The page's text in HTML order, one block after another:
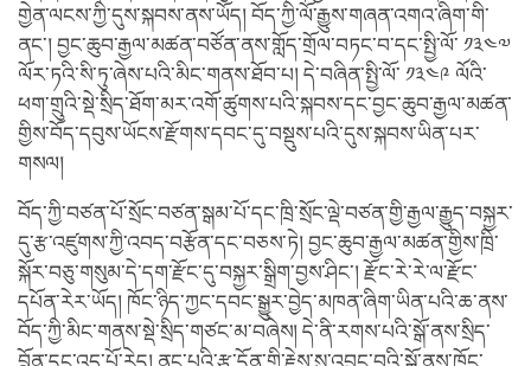
གྱེན་ལངས་ཀྱི་དུས་སྐབས་ནས་ཡོད། བོད་ཀྱི་ལོ་རྒྱུས་གཞན་འགའ་ཞིག་གི་
ནང་། བྱང་ཆུབ་རྒྱལ་མཚན་བཙོན་ནས་གློད་གྲོལ་བཏང་བ་དང་སྤྱི་ལོ་ ༡༣༤༧
ལོར་ཏའི་སི་ཏུ་ཞེས་པའི་མིང་གནས་ཐོབ་པ། དེ་བཞིན་སྤྱི་ལོ་ ༡༣༤༩ ལོའི་
ཕག་གྲུའི་སྡེ་སྲིད་ཐོག་མར་འགོ་ཚུགས་པའི་སྐབས་དང་བྱང་ཆུབ་རྒྱལ་མཚན་
གྱིས་བོད་དབུས་ཡོངས་རྫོགས་དབང་དུ་བསྡུས་པའི་དུས་སྐབས་ཡིན་པར་
གསལ།
བོད་ཀྱི་བཙན་པོ་སྲོང་བཙན་སྒམ་པོ་དང་ཁྲི་སྲོང་ལྡེ་བཙན་གྱི་རྒྱལ་རྒྱུད་བསྐྱར་
དུ་རྩ་འཛུགས་ཀྱི་འབད་བརྩོན་དང་བཅས་ཏེ། བྱང་ཆུབ་རྒྱལ་མཚན་གྱིས་ཁྲི་
སྐོར་བཅུ་གསུམ་དེ་དག་རྫོང་དུ་བསྐྱར་སྒྲིག་བྱས་ཤིང་། རྫོང་རེ་རེ་ལ་རྫོང་
དཔོན་རེར་ཡོད། ཁོང་ཉིད་ཀྱང་དབང་སྒྱུར་བྱེད་མཁན་ཞིག་ཡིན་པའི་ཆ་ནས་
བོད་ཀྱི་མིང་གནས་སྡེ་སྲིད་གཙང་མ་བཞེས། དེ་ནི་རགས་པའི་སྒོ་ནས་སྲིད་